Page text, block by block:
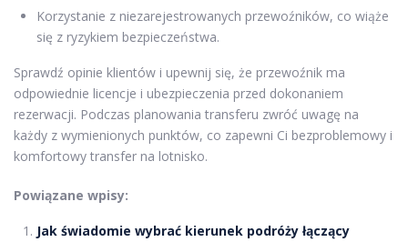
Korzystanie z niezarejestrowanych przewoźników, co wiąże
się z ryzykiem bezpieczeństwa.
Sprawdź opinie klientów i upewnij się, że przewoźnik ma
odpowiednie licencje i ubezpieczenia przed dokonaniem
rezerwacji. Podczas planowania transferu zwróć uwagę na
każdy z wymienionych punktów, co zapewni Ci bezproblemowy i
komfortowy transfer na lotnisko.
Powiązane wpisy:
Jak świadomie wybrać kierunek podróży łączący